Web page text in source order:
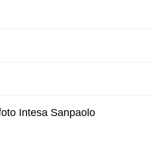
Intesa Sanpaolo